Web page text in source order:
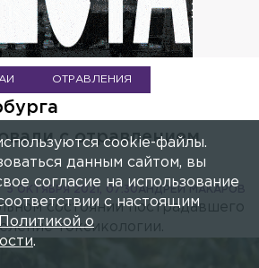
ОТРАВЛЕНИЯ
с отравлением
состоянии пострадавшего
токсикологии.
cookie-файлы.
данным сайтом, вы
согласие на использование
с настоящим
Политикой о
.